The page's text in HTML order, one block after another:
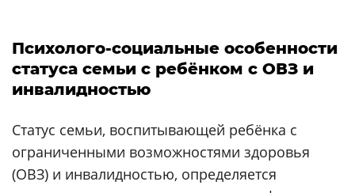
Психолого-социальные особенности
статуса семьи с ребёнком с ОВЗ и
инвалидностью
Статус семьи, воспитывающей ребёнка с
ограниченными возможностями здоровья
(ОВЗ) и инвалидностью, определяется